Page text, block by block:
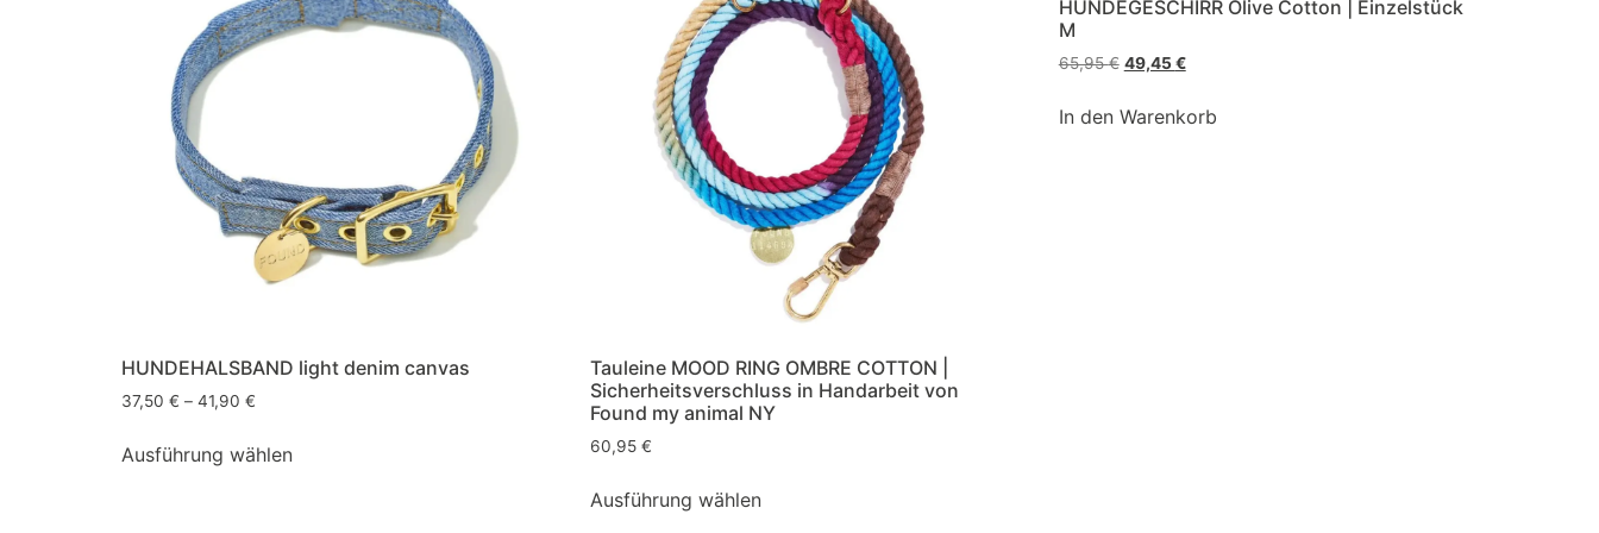
HUNDEHALSBAND light denim canvas
37,50 € – 41,90 €
Ausführung wählen
Tauleine MOOD RING OMBRE COTTON |
Sicherheitsverschluss in Handarbeit von
Found my animal NY
60,95 €
Ausführung wählen
HUNDEGESCHIRR Olive Cotton | Einzelstück
M
65,95€ 49,45 €
In den Warenkorb